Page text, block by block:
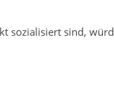
sozialisiert sind,